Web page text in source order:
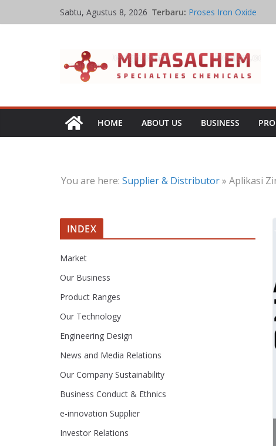
to
Sabtu, Agustus 8, 2026 Terbaru: Proses Iron Oxide
Aplikasi Iron Oxide
Sifat Kelarutan Iron
HOME ABOUT US BUSINESS
You are here: Supplier & Distributor» Aplikasi
INDEX
Market
Our Business
Product Ranges
Our Technology
Engineering Design
News and Media Relations
Our Company Sustainability
Business Conduct & Ethnics
e-innovation Supplier
Investor Relations